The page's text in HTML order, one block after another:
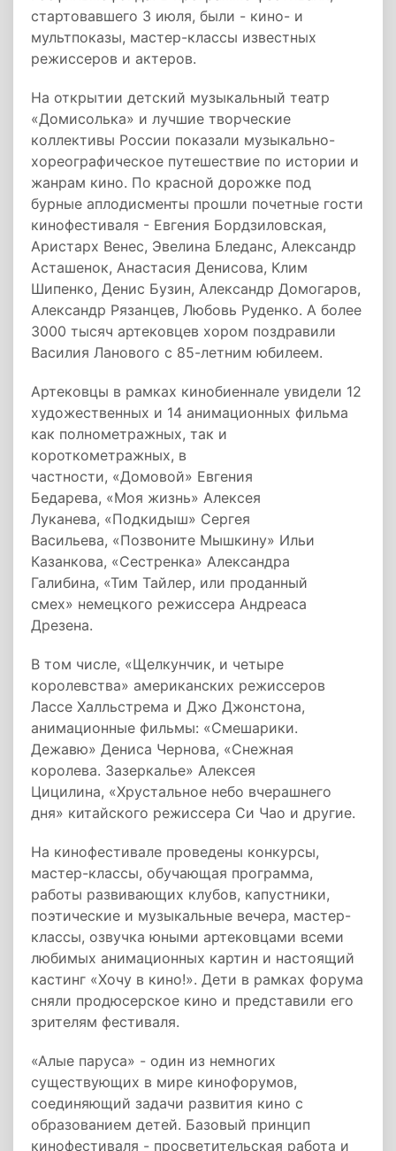
стартовавшего 3 июля, были - кино- и
мультпоказы, мастер-классы известных
режиссеров и актеров.
На открытии детский музыкальный театр
«Домисолька» и лучшие творческие
коллективы России показали музыкально-
хореографическое путешествие по истории и
жанрам кино. По красной дорожке под
бурные аплодисменты прошли почетные гости
кинофестиваля - Евгения Бордзиловская,
Аристарх Венес, Эвелина Бледанс, Александр
Асташенок, Анастасия Денисова, Клим
Шипенко, Денис Бузин, Александр Домогаров,
Александр Рязанцев, Любовь Руденко. А более
3000 тысяч артековцев хором поздравили
Василия Ланового с 85-летним юбилеем.
Артековцы в рамках кинобиеннале увидели 12
художественных и 14 анимационных фильма
как полнометражных, так и
короткометражных, в
частности, «Домовой» Евгения
Бедарева, «Моя жизнь» Алексея
Луканева, «Подкидыш» Сергея
Васильева, «Позвоните Мышкину» Ильи
Казанкова, «Сестренка» Александра
Галибина, «Тим Тайлер, или проданный
смех» немецкого режиссера Андреаса
Дрезена.
В том числе, «Щелкунчик, и четыре
королевства» американских режиссеров
Лассе Халльстрема и Джо Джонстона,
анимационные фильмы: «Смешарики.
Дежавю» Дениса Чернова, «Снежная
королева. Зазеркалье» Алексея
Цицилина, «Хрустальное небо вчерашнего
дня» китайского режиссера Си Чао и другие.
На кинофестивале проведены конкурсы,
мастер-классы, обучающая программа,
работы развивающих клубов, капустники,
поэтические и музыкальные вечера, мастер-
классы, озвучка юными артековцами всеми
любимых анимационных картин и настоящий
кастинг «Хочу в кино!». Дети в рамках форума
сняли продюсерское кино и представили его
зрителям фестиваля.
«Алые паруса» - один из немногих
существующих в мире кинофорумов,
соединяющий задачи развития кино с
образованием детей. Базовый принцип
кинофестиваля - просветительская работа и